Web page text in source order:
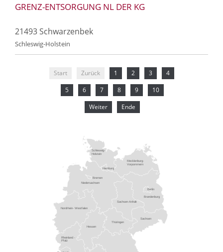
GRENZ-ENTSORGUNG NL DER KG
21493 Schwarzenbek
Schleswig-Holstein
Start Zurück 1 2 3 4
5 6 7 8 9 10
Weiter Ende
Brandenburg
Hessen
Mecklenburg-
Vorpommern
Niedersachsen
Nordrhein- Westfalen
Rheinland -
Pfalz
Sachsen
Sachsen-Anhalt
Schleswig-
Holstein
Thüringen
Berlin
Bremen
Hamburg